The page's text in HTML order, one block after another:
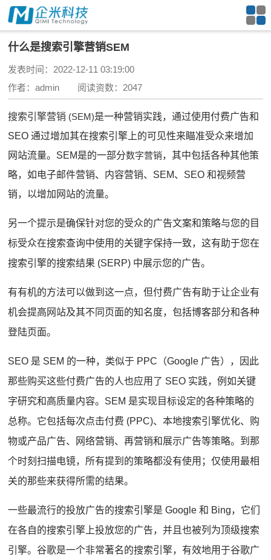
什么是搜索引擎营销SEM
发表时间：2022-12-11 03:19:00
作者：admin 阅读资数：2047
搜索引擎营销 (SEM)是一种营销实践，通过使用付费广告和
SEO 通过增加其在搜索引擎上的可见性来瞄准受众来增加
网站流量。SEM是的一部分数字营销，其中包括各种其他策
略，如电子邮件营销、内容营销、SEM、SEO 和视频营
销，以增加网站的流量。
另一个提示是确保针对您的受众的广告文案和策略与您的目
标受众在搜索查询中使用的关键字保持一致，这有助于您在
搜索引擎的搜索结果 (SERP) 中展示您的广告。
有有机的方法可以做到这一点，但付费广告有助于让企业有
机会提高网站及其不同页面的知名度，包括博客部分和各种
登陆页面。
SEO 是 SEM 的一种，类似于 PPC（Google 广告），因此
那些购买这些付费广告的人也应用了 SEO 实践，例如关键
字研究和高质量内容。SEM 是实现目标设定的各种策略的
总称。它包括每次点击付费 (PPC)、本地搜索引擎优化、购
物或产品广告、网络营销、再营销和展示广告等策略。到那
个时刻扫描电镜，所有提到的策略都没有使用；仅使用最相
关的那些来获得所需的结果。
一些最流行的投放广告的搜索引擎是 Google 和 Bing，它们
在各自的搜索引擎上投放您的广告，并且也被列为顶级搜索
引擎。谷歌是一个非常著名的搜索引擎，有效地用于谷歌广